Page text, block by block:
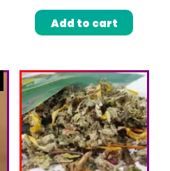
Add to cart